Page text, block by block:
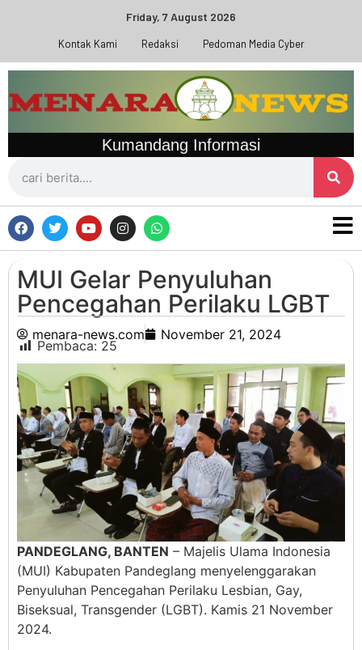
Friday, 7 August 2026
Kontak Kami Redaksi Pedoman Media Cyber
Kumandang Informasi
MUI Gelar Penyuluhan
Pencegahan Perilaku LGBT
menara-news.com November 21, 2024
Pembaca: 25
PANDEGLANG, BANTEN – Majelis Ulama Indonesia
(MUI) Kabupaten Pandeglang menyelenggarakan
Penyuluhan Pencegahan Perilaku Lesbian, Gay,
Biseksual, Transgender (LGBT). Kamis 21 November
2024.